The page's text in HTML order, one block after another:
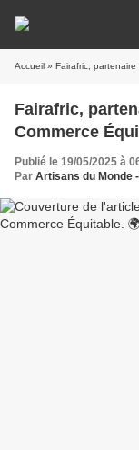
Accueil » Fairafric,
Fairafric,
Commerce
Publié le 19/05/2025 à
Par Artisans du Monde